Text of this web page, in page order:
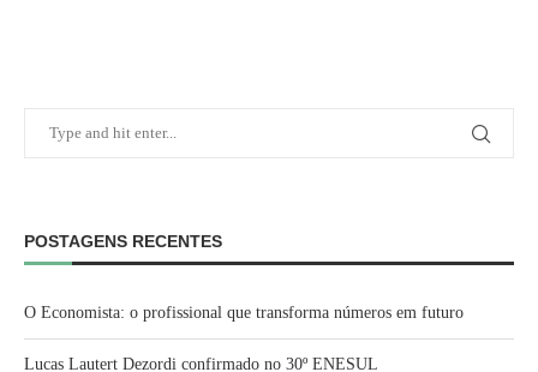
POSTAGENS RECENTES
O Economista: o profissional que transforma números em futuro
Lucas Lautert Dezordi confirmado no 30º ENESUL